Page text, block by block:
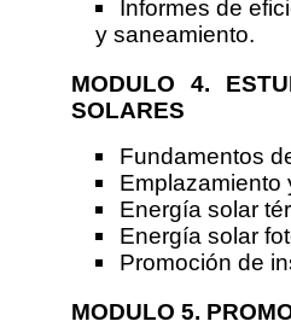
Informes de
y saneamiento.
MODULO 4.
SOLARES
Fundamentos
Emplazamiento
Energía solar
Energía solar
Promoción de
MODULO 5.